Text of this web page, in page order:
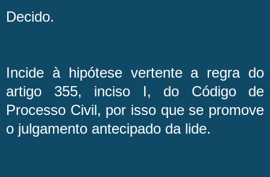
Decido.
Incide à hipótese vertente a regra do
artigo 355, inciso I, do Código de
Processo Civil, por isso que se promove
o julgamento antecipado da lide.